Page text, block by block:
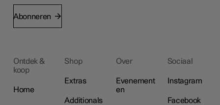
Abonneren
Ontdek &
koop
Home
Shop
Extras
Additionals
Over
Evenement
en
Sociaal
Instagram
Facebook